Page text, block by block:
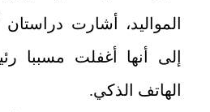
المواليد، أشارت دراستان
إلى أنها أغفلت مسببا
الهاتف الذكي.